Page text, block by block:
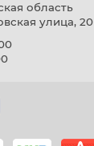
область
улица, 20